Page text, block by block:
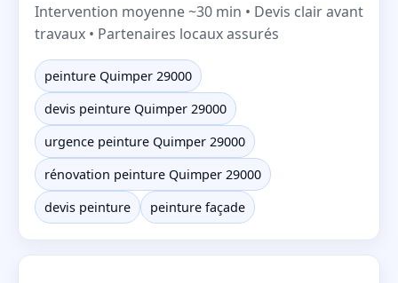
Intervention moyenne ~30 min • Devis clair avant
travaux • Partenaires locaux assurés
peinture Quimper 29000
devis peinture Quimper 29000
urgence peinture Quimper 29000
rénovation peinture Quimper 29000
devis peinture
peinture façade